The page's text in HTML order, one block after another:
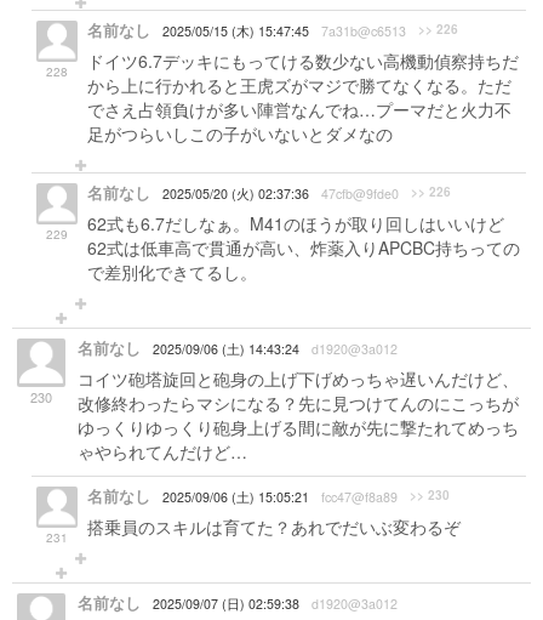
228
名前なし 2025/05/15 (木) 15:47:45 7a31b@c6513 >> 226
ドイツ6.7デッキにもってける数少ない高機動偵察持ちだ
から上に行かれると王虎ズがマジで勝てなくなる。ただ
でさえ占領負けが多い陣営なんでね…プーマだと火力不
足がつらいしこの子がいないとダメなの
229
名前なし 2025/05/20 (火) 02:37:36 47cfb@9fde0 >> 226
62式も6.7だしなぁ。M41のほうが取り回しはいいけど
62式は低車高で貫通が高い、炸薬入りAPCBC持ちっての
で差別化できてるし。
230
名前なし 2025/09/06 (土) 14:43:24 d1920@3a012
コイツ砲塔旋回と砲身の上げ下げめっちゃ遅いんだけど、
改修終わったらマシになる？先に見つけてんのにこっちが
ゆっくりゆっくり砲身上げる間に敵が先に撃たれてめっち
ゃやられてんだけど…
231
名前なし 2025/09/06 (土) 15:05:21 fcc47@f8a89 >> 230
搭乗員のスキルは育てた？あれでだいぶ変わるぞ
名前なし 2025/09/07 (日) 02:59:38 d1920@3a012